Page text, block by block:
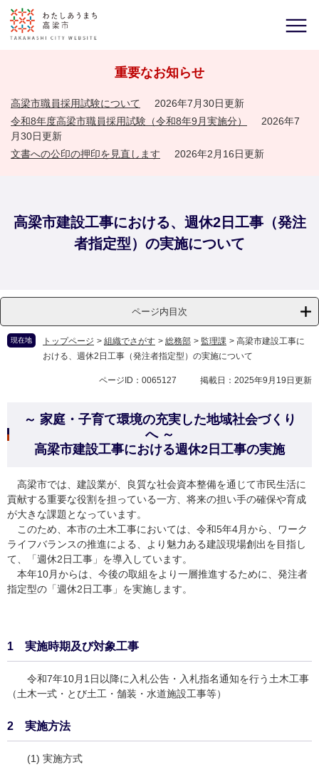
重要なお知らせ
高梁市職員採用試験について
2026年7月30日更新
令和8年度高梁市職員採用試験（令和8年9月実施分）
2026年7
月30日更新
文書への公印の押印を見直します
2026年2月16日更新
高梁市建設工事における、週休2日工事（発注
者指定型）の実施について
ページ内目次
現在地 トップページ > 組織でさがす > 総務部 > 監理課 > 高梁市建設工事に
おける、週休2日工事（発注者指定型）の実施について
ページID：0065127 掲載日：2025年9月19日更新
～ 家庭・子育て環境の充実した地域社会づくり
へ ～
高梁市建設工事における週休2日工事の実施
高梁市では、建設業が、良質な社会資本整備を通じて市民生活に
貢献する重要な役割を担っている一方、将来の担い手の確保や育成
が大きな課題となっています。
このため、本市の土木工事においては、令和5年4月から、ワーク
ライフバランスの推進による、より魅力ある建設現場創出を目指し
て、「週休2日工事」を導入しています。
本年10月からは、今後の取組をより一層推進するために、発注者
指定型の「週休2日工事」を実施します。
1 実施時期及び対象工事
令和7年10月1日以降に入札公告・入札指名通知を行う土木工事
（土木一式・とび土工・舗装・水道施設工事等）
2 実施方法
(1) 実施方式